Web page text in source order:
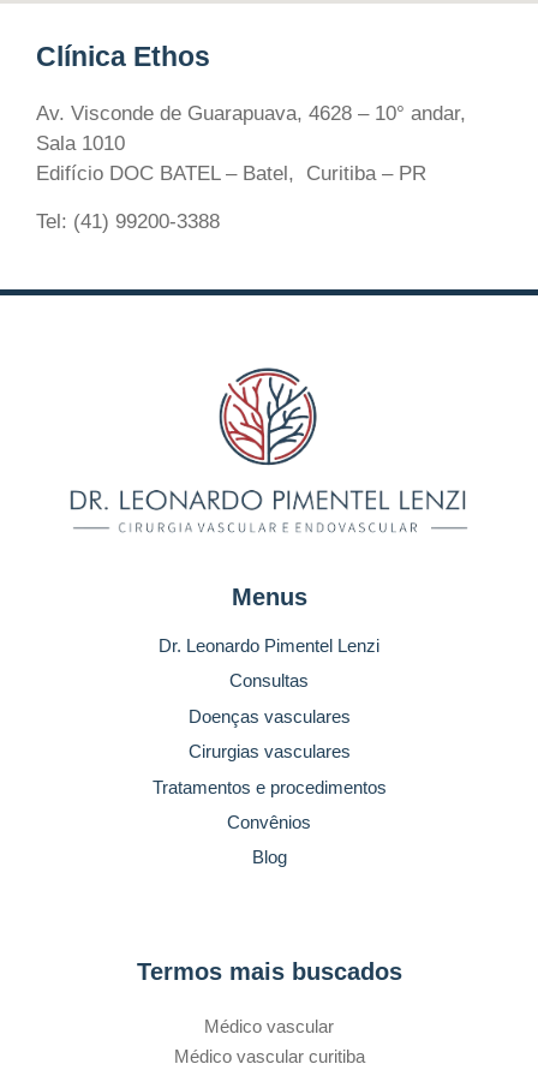
Clínica Ethos
Av. Visconde de Guarapuava, 4628 – 10° andar,
Sala 1010
Edifício DOC BATEL – Batel, Curitiba – PR
Tel: (41) 99200-3388
Menus
Dr. Leonardo Pimentel Lenzi
Consultas
Doenças vasculares
Cirurgias vasculares
Tratamentos e procedimentos
Convênios
Blog
Termos mais buscados
Médico vascular
Médico vascular curitiba